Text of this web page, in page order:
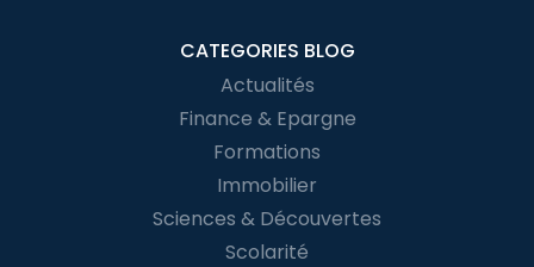
CATEGORIES BLOG
Actualités
Finance & Epargne
Formations
Immobilier
Sciences & Découvertes
Scolarité